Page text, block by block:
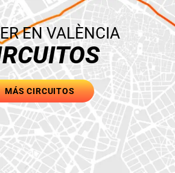
EN VALÈNCIA
MÁS CIRCUITOS